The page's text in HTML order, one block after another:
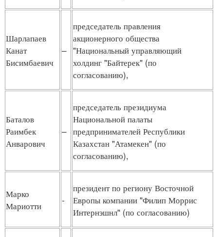
Шарлапаев
Канат
Бисимбаевич
–
председатель правления
акционерного общества
"Национальный управляющий
холдинг "Байтерек" (по
согласованию),
Баталов
Раимбек
Анварович
–
председатель президиума
Национальной палаты
предпринимателей Республики
Казахстан "Атамекен" (по
согласованию),
Марко
Мариотти
-
президент по региону Восточной
Европы компании "Филип Моррис
Интернэшнл" (по согласованию)